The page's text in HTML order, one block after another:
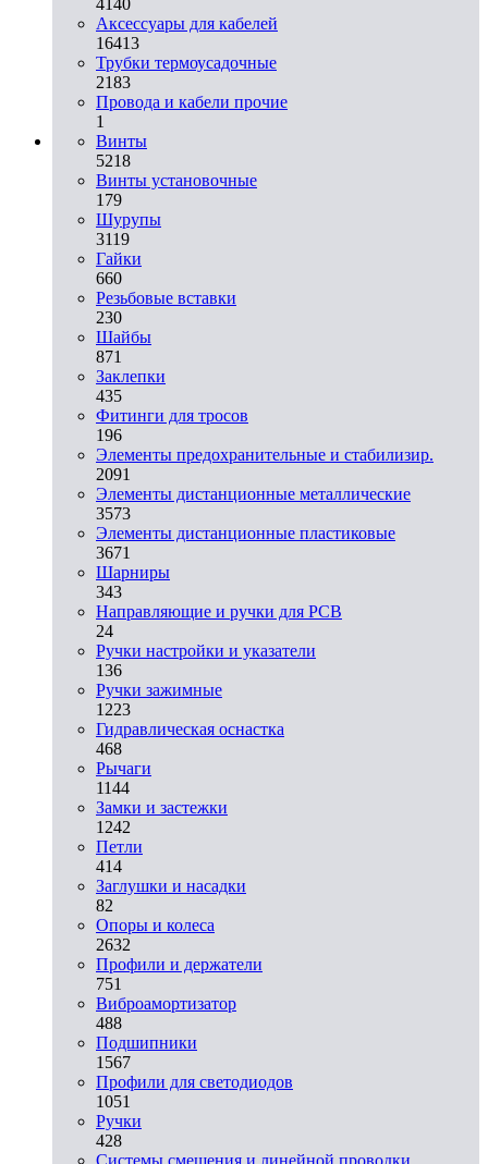
Аксессуары для кабелей
16413
Трубки термоусадочные
2183
Провода и кабели прочие
1
Винты
5218
Винты установочные
179
Шурупы
3119
Гайки
660
Резьбовые вставки
230
Шайбы
871
Заклепки
435
Фитинги для тросов
196
Элементы предохранительные и стабилизир.
2091
Элементы дистанционные металлические
3573
Элементы дистанционные пластиковые
3671
Шарниры
343
Направляющие и ручки для PCB
24
Ручки настройки и указатели
136
Ручки зажимные
1223
Гидравлическая оснастка
468
Рычаги
1144
Замки и застежки
1242
Петли
414
Заглушки и насадки
82
Опоры и колеса
2632
Профили и держатели
751
Виброамортизатор
488
Подшипники
1567
Профили для светодиодов
1051
Ручки
428
Системы смещения и линейной проводки